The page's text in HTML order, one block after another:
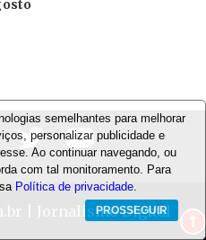
| Jornalismo Digital
semelhantes para melhorar
personalizar publicidade e
Ao continuar navegando, ou
com tal monitoramento. Para
Política de privacidade.
PROSSEGUIR